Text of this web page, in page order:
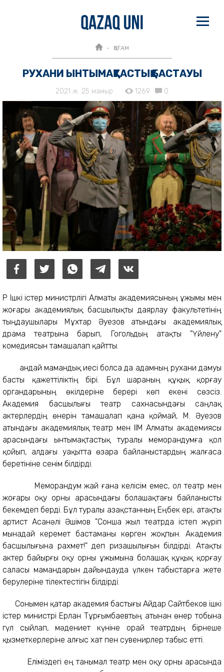
ҚОҒАМ
РУХАНИ ЫНТЫМАҚТАСТЫҚ БАСТАУЫ
2021 ж. 25 мамыр 1269 0
ҚР Ішкі істер министрлігі Алматы академиясының ұжымы мен
жоғары академиялық басшылықты даярлау факультетінің
тыңдаушылары Мұхтар Әуезов атындағы академиялық
драма театрына барып, Гогольдың атақты "Үйлену"
комедиясын тамашалап қайтты.
Қандай мамандық иесі болса да адамның рухани дамуы
басты қажеттіліктің бірі. Бұл шараның құқық қорғау
органдарының өкілдеріне берері көп екені сөзсіз.
Академия басшылығы театр сахнасындағы саңлақ
актерлердің өнерін тамашалап қана қоймай, М. Әуезов
атындағы академиялық театр мен ІІМ Алматы академиясы
арасындағы ынтымақтастық туралы меморандумға қол
қойып, алдағы уақытта өзара байланыстардың жалғаса
беретініне сенім білдірді.
Меморандум жай ғана келісім емес, ол театр мен
жоғары оқу орны арасындағы болашақтағы байланысты
бекемдеп берді. Бұл туралы Қазақстанның Еңбек ері, атақты
артист Асанәлі Әшімов "Сонша жыл театрда істеп жүріп
мынадай керемет бастаманы көрген жоқпын. Академия
басшылығына рахмет!" деп ризашылығын білдірді. Атақты
актер байырғы оқу орны ұжымына болашақ құқық қорғау
саласы мамандарын дайындауда үлкен табыстарға жете
берулеріне тілектестігін білдірді.
Сонымен қатар академия бастығы Айдар Сайтбеков ішкі
істер министрі Ерлан Тұрғымбаевтың атынан өнер тобына
гүл сыйлап, мәдениет күніне орай театрдың бірнеше
қызметкерлеріне алғыс хат пен сувенирлер табыс етті.
Еліміздегі ең танымал театр мен оқу орны арасында